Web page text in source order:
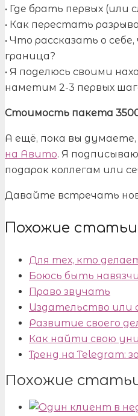
• Где брать первых
• Как перестать
• Что рассказать о
граница?
• Я поделюсь своими
наметим 2-3 первых
Стоимость пакета
А ещё, пока вы думаете,
на Авито. Я
подарок коллегам или
Давайте встречать
Похожие
Для тех, кто
Боюсь быть
Право звучать
Издательство или
Развитие своего
Как найти свою
Тренд на Telegram:
Похожие